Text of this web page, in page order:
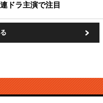
ドラ主演で注目